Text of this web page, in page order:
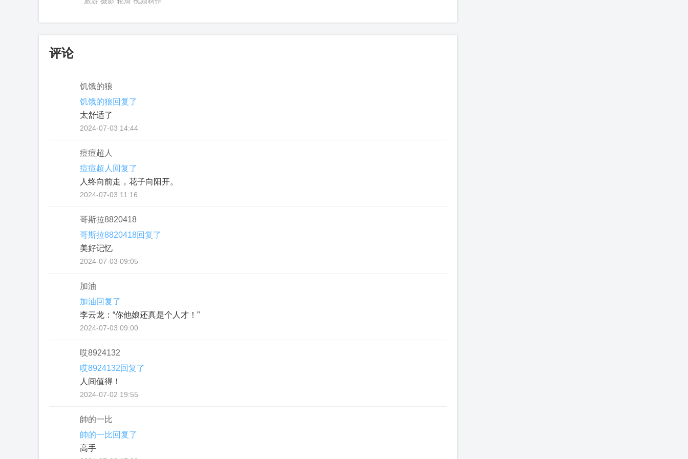
评论
饥饿的狼
饥饿的狼回复了
太舒适了
2024-07-03 14:44
痘痘超人
痘痘超人回复了
人终向前走，花子向阳开。
2024-07-03 11:16
哥斯拉8820418
哥斯拉8820418回复了
美好记忆
2024-07-03 09:05
加油
加油回复了
李云龙：“你他娘还真是个人才！”
2024-07-03 09:00
哎8924132
哎8924132回复了
人间值得！
2024-07-02 19:55
帥的一比
帥的一比回复了
高手